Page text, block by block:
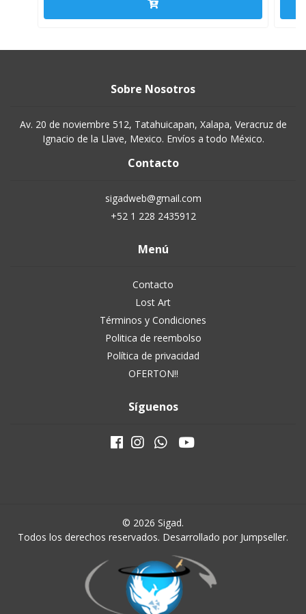
Sobre Nosotros
Av. 20 de noviembre 512, Tatahuicapan, Xalapa, Veracruz de
Ignacio de la Llave, Mexico. Envíos a todo México.
Contacto
sigadweb@gmail.com
+52 1 228 2435912
Menú
Contacto
Lost Art
Términos y Condiciones
Politica de reembolso
Política de privacidad
OFERTON!!
Síguenos
© 2026 Sigad.
Todos los derechos reservados. Desarrollado por Jumpseller.